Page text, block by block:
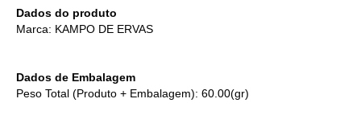
Dados do produto
Marca: KAMPO DE ERVAS
Dados de Embalagem
Peso Total (Produto + Embalagem): 60.00(gr)